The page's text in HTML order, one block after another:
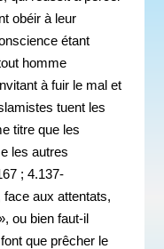
obéir à leur
étant
homme
à fuir le mal et
tuent les
titre que les
les autres
; 4.137-
face aux attentats,
ou bien faut-il
que prêcher le